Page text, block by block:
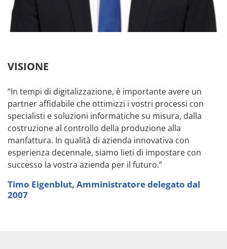
VISIONE
“In tempi di digitalizzazione, è importante avere un
partner affidabile che ottimizzi i vostri processi con
specialisti e soluzioni informatiche su misura, dalla
costruzione al controllo della produzione alla
manfattura. In qualità di azienda innovativa con
esperienza decennale, siamo lieti di impostare con
successo la vostra azienda per il futuro.”
Timo Eigenblut, Amministratore delegato dal
2007